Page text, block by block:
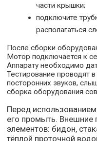
части крышки;
подключите
располагаться
После сборки
Мотор подключается к
Аппарату необходимо
Тестирование проводят
посторонних звуков,
сборка оборудования
Перед
его промыть. Внешние
элементов: бидон,
тёплой проточной